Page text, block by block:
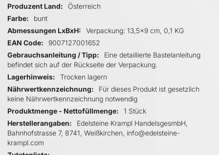
Produzent Land
Österreich
Farbe
bunt
Abmessungen LxBxH
Verpackung: 13,5x9 cm, 0,1 KG
EAN Code
9007127001652
Gebrauchsanleitung / Tipp
Eine detaillierte Bastelanleitung
befindet sich auf der Rückseite der Verpackung.
Lagerhinweis
Trocken lagern
Nährwertkennzeichnung
Für dieses Produkt ist gesetzlich
keine Nährwertkennzeichnung notwendig
Produktmenge - Nettofüllmenge
1 Stück
Herstellerangaben
Edelsteine Krampl HandelsgesmbH,
Bahnhofstrasse 7, 8741, Weißkirchen, info@edelsteine-
krampl.com